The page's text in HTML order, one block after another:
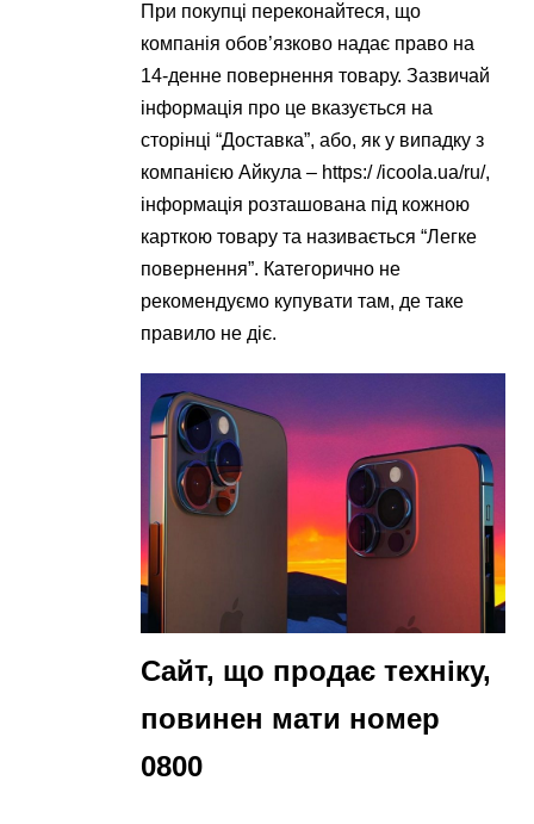
При покупці переконайтеся, що
компанія обов’язково надає право на
14-денне повернення товару. Зазвичай
інформація про це вказується на
сторінці “Доставка”, або, як у випадку з
компанією Айкула – https:/ /icoola.ua/ru/,
інформація розташована під кожною
карткою товару та називається “Легке
повернення”. Категорично не
рекомендуємо купувати там, де таке
правило не діє.
Сайт, що продає техніку,
повинен мати номер
0800